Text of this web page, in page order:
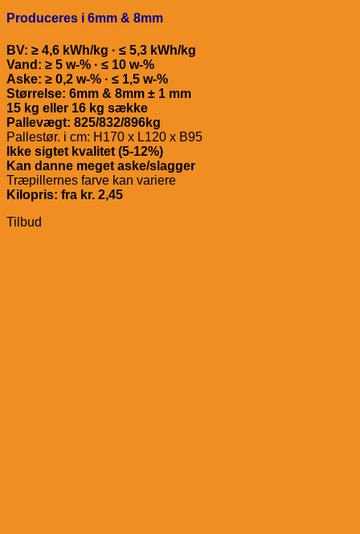
Produceres i 6mm & 8mm
BV: ≥ 4,6 kWh/kg · ≤ 5,3 kWh/kg
Vand: ≥ 5 w-% · ≤ 10 w-%
Aske: ≥ 0,2 w-% · ≤ 1,5 w-%
Størrelse: 6mm & 8mm ± 1 mm
15 kg eller 16 kg sække
Pallevægt: 825/832/896kg
Pallestør. i cm: H170 x L120 x B95
Ikke sigtet kvalitet (5-12%)
Kan danne meget aske/slagger
Træpillernes farve kan variere
Kilopris: fra kr. 2,45
Tilbud